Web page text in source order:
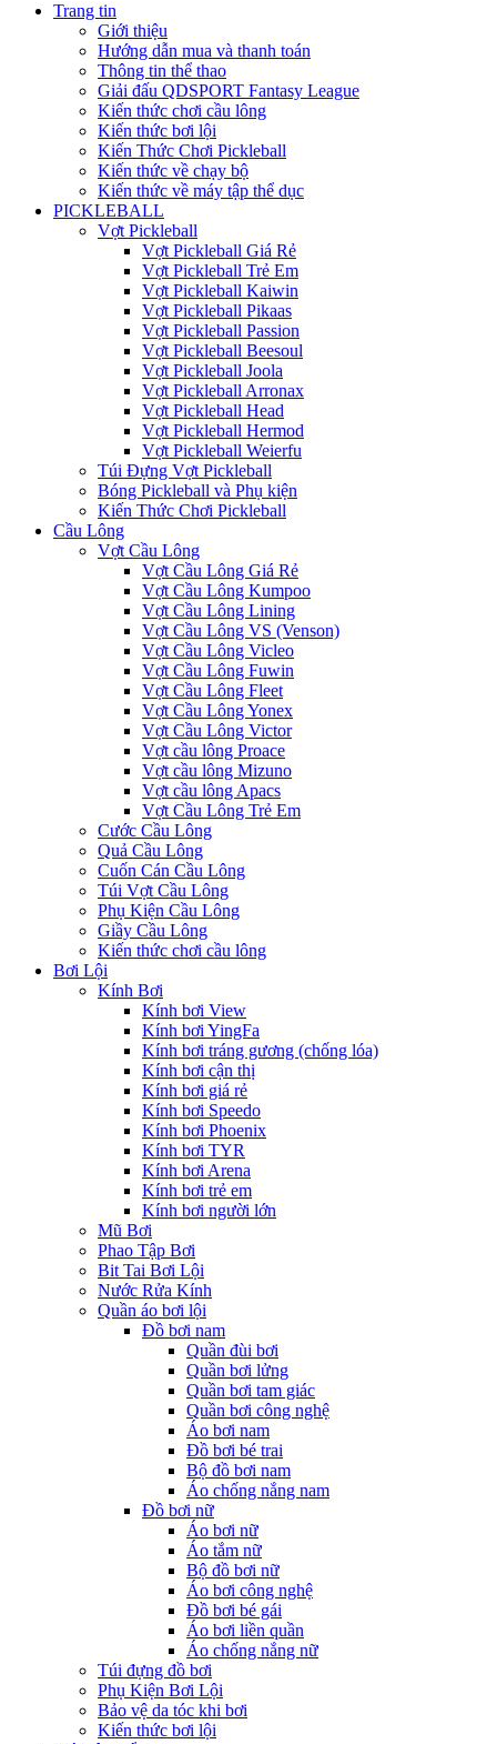
Trang tin
Giới thiệu
Hướng dẫn mua và thanh toán
Thông tin thể thao
Giải đấu QDSPORT Fantasy League
Kiến thức chơi cầu lông
Kiến thức bơi lội
Kiến Thức Chơi Pickleball
Kiến thức về chạy bộ
Kiến thức về máy tập thể dục
PICKLEBALL
Vợt Pickleball
Vợt Pickleball Giá Rẻ
Vợt Pickleball Trẻ Em
Vợt Pickleball Kaiwin
Vợt Pickleball Pikaas
Vợt Pickleball Passion
Vợt Pickleball Beesoul
Vợt Pickleball Joola
Vợt Pickleball Arronax
Vợt Pickleball Head
Vợt Pickleball Hermod
Vợt Pickleball Weierfu
Túi Đựng Vợt Pickleball
Bóng Pickleball và Phụ kiện
Kiến Thức Chơi Pickleball
Cầu Lông
Vợt Cầu Lông
Vợt Cầu Lông Giá Rẻ
Vợt Cầu Lông Kumpoo
Vợt Cầu Lông Lining
Vợt Cầu Lông VS (Venson)
Vợt Cầu Lông Vicleo
Vợt Cầu Lông Fuwin
Vợt Cầu Lông Fleet
Vợt Cầu Lông Yonex
Vợt Cầu Lông Victor
Vợt cầu lông Proace
Vợt cầu lông Mizuno
Vợt cầu lông Apacs
Vợt Cầu Lông Trẻ Em
Cước Cầu Lông
Quả Cầu Lông
Cuốn Cán Cầu Lông
Túi Vợt Cầu Lông
Phụ Kiện Cầu Lông
Giầy Cầu Lông
Kiến thức chơi cầu lông
Bơi Lội
Kính Bơi
Kính bơi View
Kính bơi YingFa
Kính bơi tráng gương (chống lóa)
Kính bơi cận thị
Kính bơi giá rẻ
Kính bơi Speedo
Kính bơi Phoenix
Kính bơi TYR
Kính bơi Arena
Kính bơi trẻ em
Kính bơi người lớn
Mũ Bơi
Phao Tập Bơi
Bit Tai Bơi Lội
Nước Rửa Kính
Quần áo bơi lội
Đồ bơi nam
Quần đùi bơi
Quần bơi lửng
Quần bơi tam giác
Quần bơi công nghệ
Áo bơi nam
Đồ bơi bé trai
Bộ đồ bơi nam
Áo chống nắng nam
Đồ bơi nữ
Áo bơi nữ
Áo tắm nữ
Bộ đồ bơi nữ
Áo bơi công nghệ
Đồ bơi bé gái
Áo bơi liền quần
Áo chống nắng nữ
Túi đựng đồ bơi
Phụ Kiện Bơi Lội
Bảo vệ da tóc khi bơi
Kiến thức bơi lội